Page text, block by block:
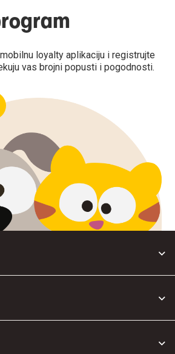
loyalty aplikaciju i registrujte
vas brojni popusti i pogodnosti.